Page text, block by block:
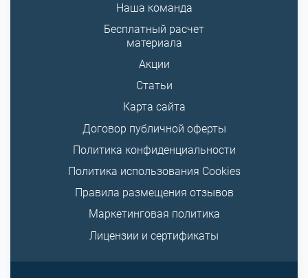
Наша команда
Бесплатный расчет
материала
Акции
Статьи
Карта сайта
Договор публичной оферты
Политика конфиденциальности
Политика использования Cookies
Правила размещения отзывов
Маркетинговая политика
Лицензии и сертификаты